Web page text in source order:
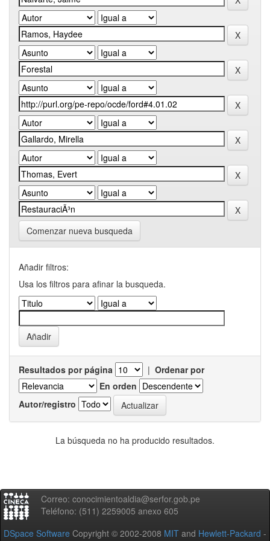
Comenzar nueva busqueda
Añadir filtros:
Usa los filtros para afinar la busqueda.
Resultados por página | Ordenar por
En orden
Autor/registro
La búsqueda no ha producido resultados.
Correo: conocimientoaldia@serfor.gob.pe
Teléfono: (511) 2259005 anexo 605
DSpace Software Copyright © 2002-2008 MIT and Hewlett-Packard -